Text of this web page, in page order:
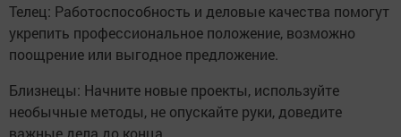
Телец: Работоспособность и деловые качества помогут
укрепить профессиональное положение, возможно
поощрение или выгодное предложение.
Близнецы: Начните новые проекты, используйте
необычные методы, не опускайте руки, доведите
важные дела до конца.